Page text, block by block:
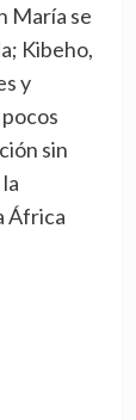
María se
Kibeho,
y
sin
África